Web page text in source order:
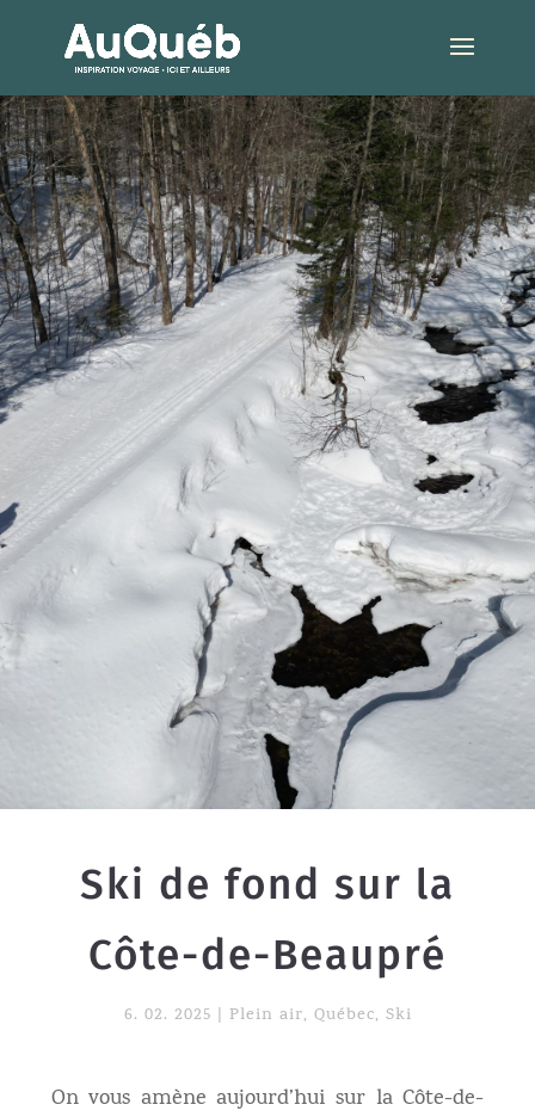
Ski de fond sur la
Côte-de-Beaupré
6. 02. 2025 Plein air, Québec, Ski
On vous amène aujourd’hui sur la Côte-de-